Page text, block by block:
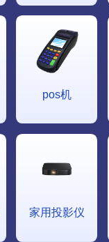
pos机
家用投影仪